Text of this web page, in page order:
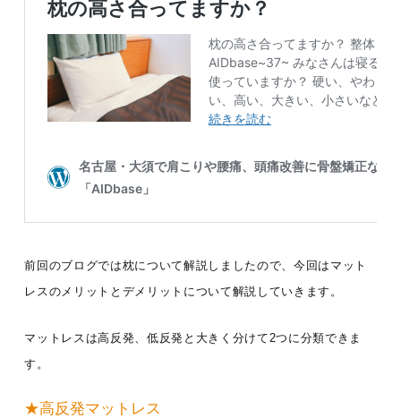
前回のブログでは枕について解説しましたので、今回はマット
レスのメリットとデメリットについて解説していきます。
マットレスは高反発、低反発と大きく分けて2つに分類できま
す。
★高反発マットレス